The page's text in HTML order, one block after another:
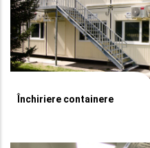
Închiriere containere